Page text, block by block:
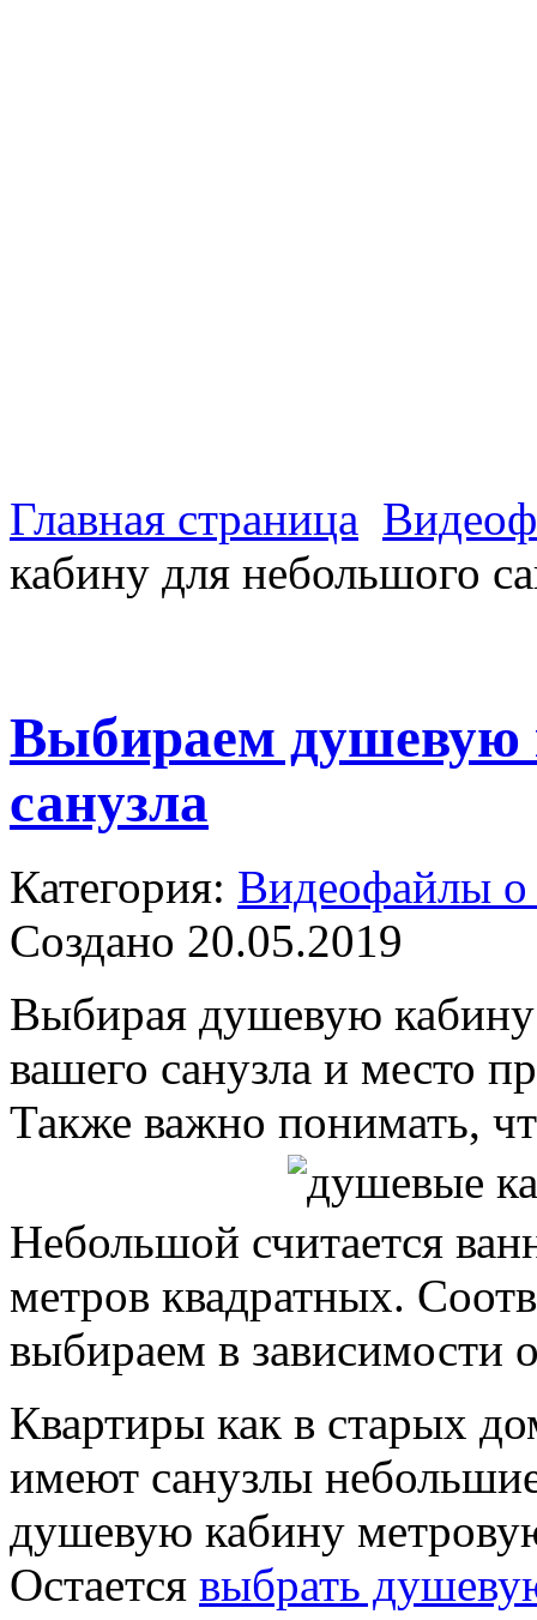
Главная страница
кабину для небольшого
Выбираем душевую
санузла
Категория: Видеофайлы
Создано 20.05.2019
Выбирая душевую кабину
вашего санузла и место
Также важно понимать,
Небольшой считается
метров квадратных.
выбираем в зависимости
Квартиры как в старых
имеют санузлы
душевую кабину
Остается выбрать